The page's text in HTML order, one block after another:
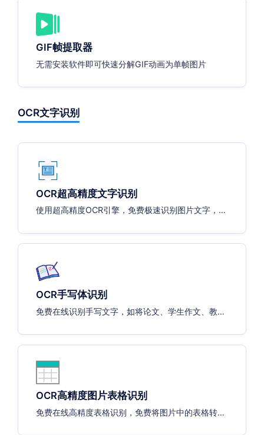
GIF帧提取器
无需安装软件即可快速分解GIF动画为单帧图片
OCR文字识别
OCR超高精度文字识别
使用超高精度OCR引擎，免费极速识别图片文字，支
OCR手写体识别
免费在线识别手写文字，如将论文、学生作文、教学
OCR高精度图片表格识别
免费在线高精度表格识别，免费将图片中的表格转换